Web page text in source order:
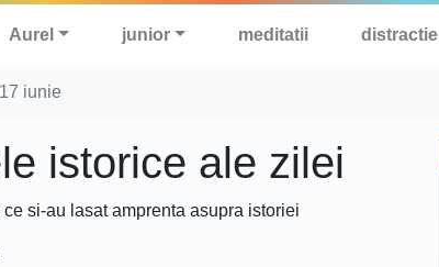
Aurel junior meditatii distractie
iunie
istorice ale zilei
si-au lasat amprenta asupra istoriei